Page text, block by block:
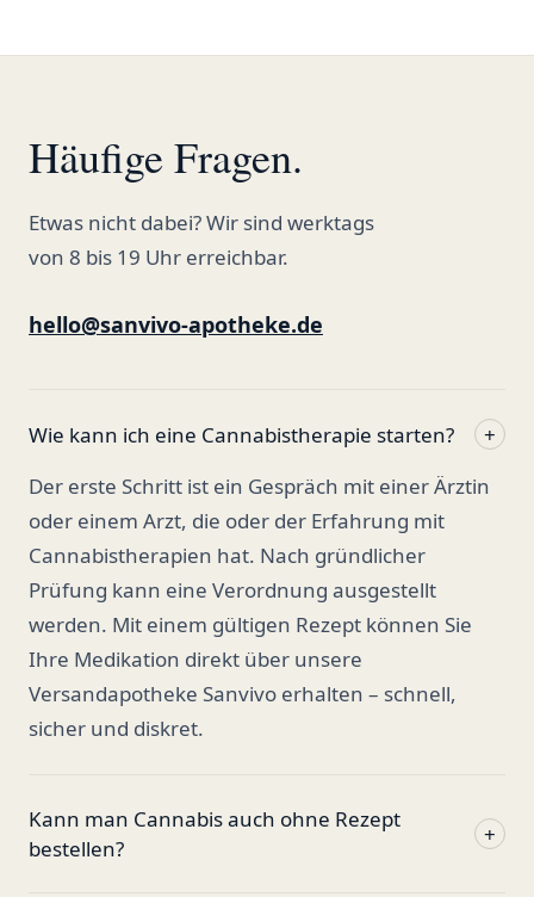
Häufige Fragen.
Etwas nicht dabei? Wir sind werktags
von 8 bis 19 Uhr erreichbar.
hello@sanvivo-apotheke.de
Wie kann ich eine Cannabistherapie starten?
+
Der erste Schritt ist ein Gespräch mit einer Ärztin
oder einem Arzt, die oder der Erfahrung mit
Cannabistherapien hat. Nach gründlicher
Prüfung kann eine Verordnung ausgestellt
werden. Mit einem gültigen Rezept können Sie
Ihre Medikation direkt über unsere
Versandapotheke Sanvivo erhalten – schnell,
sicher und diskret.
Kann man Cannabis auch ohne Rezept
bestellen?
+